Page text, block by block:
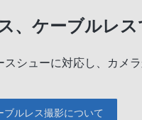
、ケーブルレ
スシューに対応し、カメ
ルレス撮影について